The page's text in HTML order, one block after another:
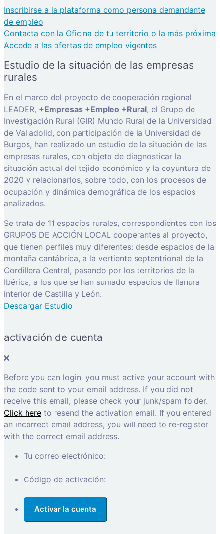
Inscribirse a la plataforma como persona demandante
de empleo
Contacta con la Oficina de tu territorio o la más próxima
Accede a las ofertas de empleo vigentes
Estudio de la situación de las empresas
rurales
En el marco del proyecto de cooperación regional
LEADER, +Empresas +Empleo +Rural, el Grupo de
Investigación Rural (GIR) Mundo Rural de la Universidad
de Valladolid, con participación de la Universidad de
Burgos, han realizado un estudio de la situación de las
empresas rurales, con objeto de diagnosticar la
situación actual del tejido económico y la coyuntura de
2020 y relacionarlos, sobre todo, con los procesos de
ocupación y dinámica demográfica de los espacios
analizados.
Se trata de 11 espacios rurales, correspondientes con los
GRUPOS DE ACCIÓN LOCAL cooperantes al proyecto,
que tienen perfiles muy diferentes: desde espacios de la
montaña cantábrica, a la vertiente septentrional de la
Cordillera Central, pasando por los territorios de la
Ibérica, a los que se han sumado espacios de llanura
interior de Castilla y León.
Descargar Estudio
activación de cuenta
Before you can login, you must active your account with
the code sent to your email address. If you did not
receive this email, please check your junk/spam folder.
Click here to resend the activation email. If you entered
an incorrect email address, you will need to re-register
with the correct email address.
Tu correo electrónico:
Código de activación: